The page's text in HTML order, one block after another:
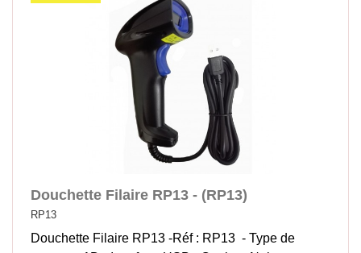
Douchette Filaire RP13 - (RP13)
RP13
Douchette Filaire RP13 -Réf : RP13 - Type de